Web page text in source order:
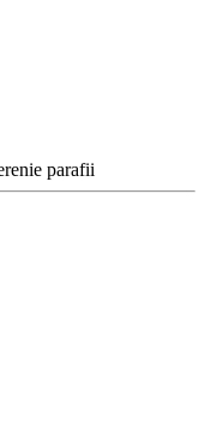
parafii